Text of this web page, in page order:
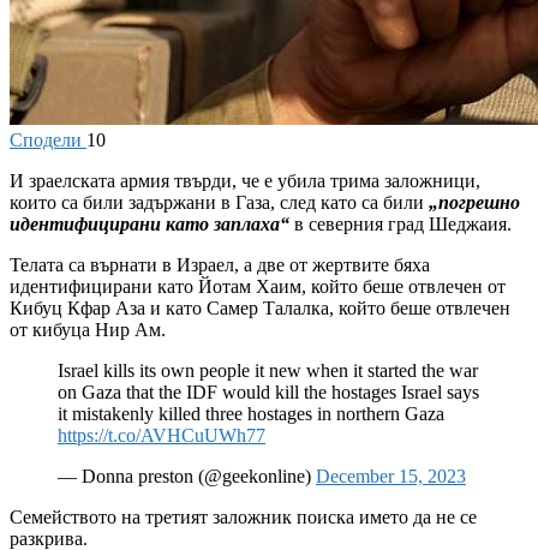
Сподели 10
И зраелската армия твърди, че е убила трима заложници,
които са били задържани в Газа, след като са били „погрешно
идентифицирани като заплаха“ в северния град Шеджаия.
Телата са върнати в Израел, а две от жертвите бяха
идентифицирани като Йотам Хаим, който беше отвлечен от
Кибуц Кфар Аза и като Самер Талалка, който беше отвлечен
от кибуца Нир Ам.
Israel kills its own people it new when it started the war
on Gaza that the IDF would kill the hostages Israel says
it mistakenly killed three hostages in northern Gaza
https://t.co/AVHCuUWh77
— Donna preston (@geekonline) December 15, 2023
Семейството на третият заложник поиска името да не се
разкрива.